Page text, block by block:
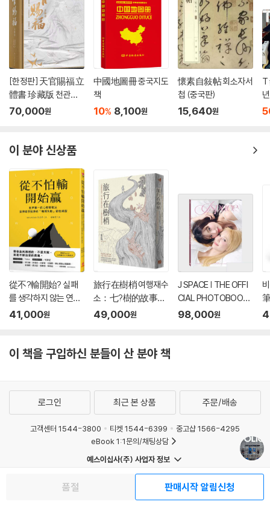
[한정판] 天官賜福 立
體書 珍藏版 천관사
복 팝업북 중국판
70,000원
中國地圖冊 중국지도
책
10% 8,100원
懷素自敍帖 회소자서
첩 (중국판)
15,640원
T
이 분야 신상품
從不?輸開始? 실패
를 생각하지 않는 연습
：世界第一的心態
性練習
41,000원
旅行在樹梢 여행재수
소：七?樹的故事，
與一個生態學家的
49,000원
J SPACE | THE OFFI
CIAL PHOTOBOOK
OF JANJINGJING
98,000원
이 책을 구입하신 분들이 산 분야 책
품절 판매시작 알림신청
로그인 최근 본 상품 주문/배송
고객센터 1544-3800 티켓 1544-6399
중고샵 1566-4295
eBook 1:1문의/채팅상담
예스이십사(주) 사업자 정보
개인정보처리방침
청소년보호정책
거래처관계자께
도서홍보
광고